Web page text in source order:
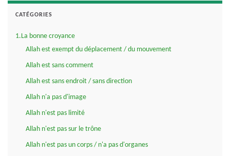
CATÉGORIES
1.La bonne croyance
Allah est exempt du déplacement / du mouvement
Allah est sans comment
Allah est sans endroit / sans direction
Allah n'a pas d'image
Allah n'est pas limité
Allah n'est pas sur le trône
Allah n'est pas un corps / n'a pas d'organes